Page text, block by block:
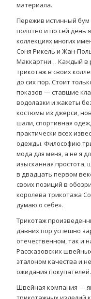
материала.
Пережив истинный
полотно и по сей день
коллекциях многих
Соня Рикель и Жан-
Маккартни… Каждый в
трикотаж в своих
до сих пор. Стоит
показов — ставшие
водолазки и жакеты
костюмы из джерси,
шали, спортивная
практически всех
одежды. Философию
мода для меня, а не я
изысканная простота,
в двадцать первом
своих позиций в
королева трикотажа
думаю о себе».
Трикотаж
давних пор успешно
отечественном, так и
Рассказовских
эталоном качества и
ожидания покупателей.
Швейная компания —